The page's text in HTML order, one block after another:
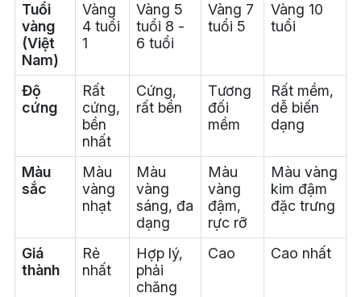
Tuổi
vàng
(Việt
Nam)
Vàng
4 tuổi
1
Vàng 5
tuổi 8 -
6 tuổi
Vàng 7
tuổi 5
Vàng 10
tuổi
Độ
cứng
Rất
cứng,
bền
nhất
Cứng,
rất bền
Tương
đối
mềm
Rất mềm,
dễ biến
dạng
Màu
sắc
Màu
vàng
nhạt
Màu
vàng
sáng, đa
dạng
Màu
vàng
đậm,
rực rỡ
Màu vàng
kim đậm
đặc trưng
Giá
thành
Rẻ
nhất
Hợp lý,
phải
chăng
Cao Cao nhất